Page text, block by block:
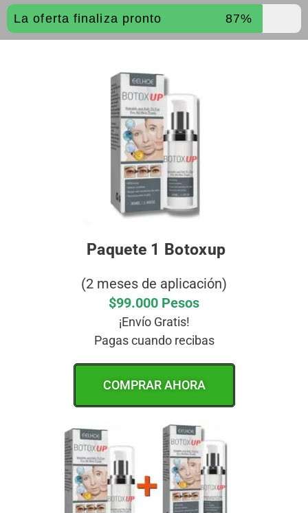
La oferta finaliza pronto 87%
Paquete 1 Botoxup
(2 meses de aplicación)
$99.000 Pesos
¡Envío Gratis!
Pagas cuando recibas
COMPRAR AHORA